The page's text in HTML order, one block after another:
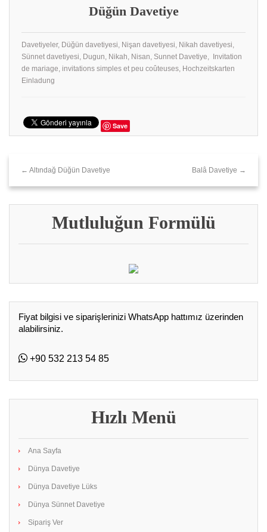
Düğün Davetiye
Davetiyeler, Düğün davetiyesi, Nişan davetiyesi, Nikah davetiyesi,
Sünnet davetiyesi, Dugun, Nikah, Nisan, Sunnet Davetiye, Invitation
de mariage, invitations simples et peu coûteuses, Hochzeitskarten
Einladung
Save
← Altındağ Düğün Davetiye Balâ Davetiye →
Mutluluğun Formülü
Fiyat bilgisi ve siparişlerinizi WhatsApp hattımız üzerinden
alabilirsiniz.
+90 532 213 54 85
Hızlı Menü
Ana Sayfa
Dünya Davetiye
Dünya Davetiye Lüks
Dünya Sünnet Davetiye
Sipariş Ver